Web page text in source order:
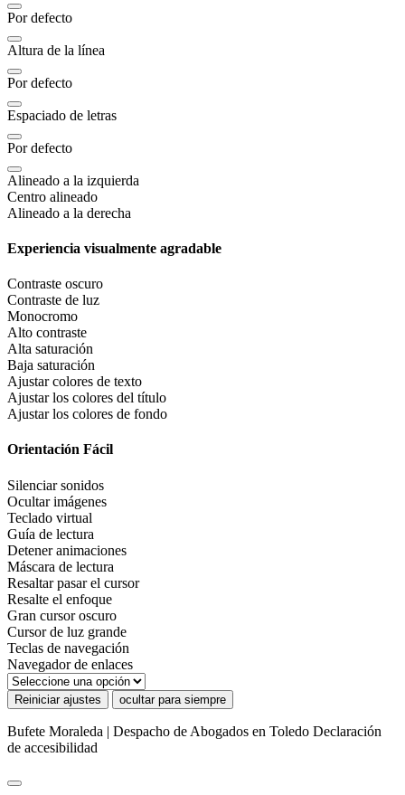
Por defecto
Altura de la línea
Por defecto
Espaciado de letras
Por defecto
Alineado a la izquierda
Centro alineado
Alineado a la derecha
Experiencia visualmente agradable
Contraste oscuro
Contraste de luz
Monocromo
Alto contraste
Alta saturación
Baja saturación
Ajustar colores de texto
Ajustar los colores del título
Ajustar los colores de fondo
Orientación Fácil
Silenciar sonidos
Ocultar imágenes
Teclado virtual
Guía de lectura
Detener animaciones
Máscara de lectura
Resaltar pasar el cursor
Resalte el enfoque
Gran cursor oscuro
Cursor de luz grande
Teclas de navegación
Navegador de enlaces
Reiniciar ajustes ocultar para siempre
Bufete Moraleda | Despacho de Abogados en Toledo Declaración
de accesibilidad